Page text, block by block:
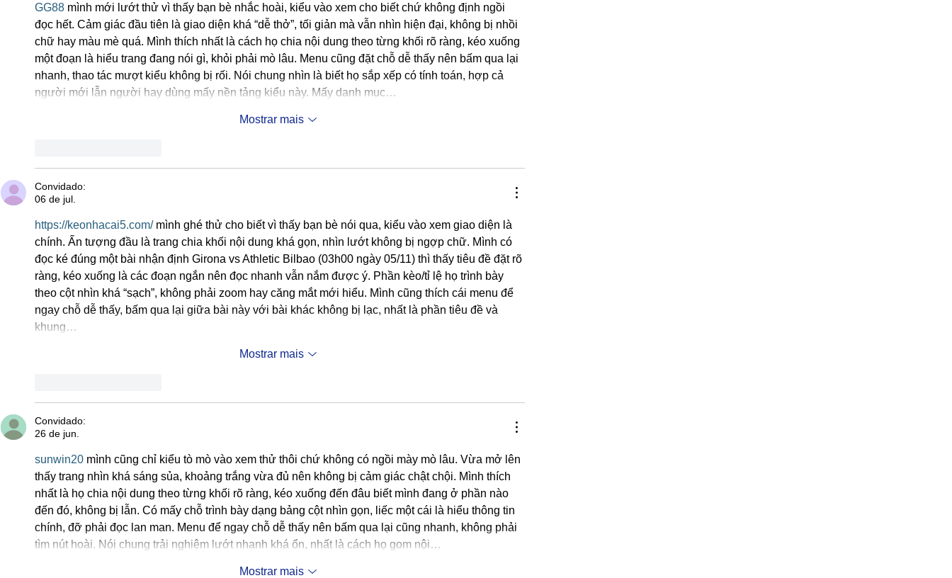
GG88 mình mới lướt thử vì thấy bạn bè nhắc hoài, kiểu vào xem cho biết chứ không định ngồi
đọc hết. Cảm giác đầu tiên là giao diện khá “dễ thở”, tối giản mà vẫn nhìn hiện đại, không bị nhồi
chữ hay màu mè quá. Mình thích nhất là cách họ chia nội dung theo từng khối rõ ràng, kéo xuống
một đoạn là hiểu trang đang nói gì, khỏi phải mò lâu. Menu cũng đặt chỗ dễ thấy nên bấm qua lại
nhanh, thao tác mượt kiểu không bị rối. Nói chung nhìn là biết họ sắp xếp có tính toán, hợp cả
người mới lẫn người hay dùng mấy nền tảng kiểu này. Mấy danh mục…
Mostrar mais
Convidado:
06 de jul.
https://keonhacai5.com/ mình ghé thử cho biết vì thấy bạn bè nói qua, kiểu vào xem giao diện là
chính. Ấn tượng đầu là trang chia khối nội dung khá gọn, nhìn lướt không bị ngợp chữ. Mình có
đọc ké đúng một bài nhận định Girona vs Athletic Bilbao (03h00 ngày 05/11) thì thấy tiêu đề đặt rõ
ràng, kéo xuống là các đoạn ngắn nên đọc nhanh vẫn nắm được ý. Phần kèo/tỉ lệ họ trình bày
theo cột nhìn khá “sạch”, không phải zoom hay căng mắt mới hiểu. Mình cũng thích cái menu để
ngay chỗ dễ thấy, bấm qua lại giữa bài này với bài khác không bị lạc, nhất là phần tiêu đề và
khung…
Mostrar mais
Convidado:
26 de jun.
sunwin20 mình cũng chỉ kiểu tò mò vào xem thử thôi chứ không có ngồi mày mò lâu. Vừa mở lên
thấy trang nhìn khá sáng sủa, khoảng trắng vừa đủ nên không bị cảm giác chật chội. Mình thích
nhất là họ chia nội dung theo từng khối rõ ràng, kéo xuống đến đâu biết mình đang ở phần nào
đến đó, không bị lẫn. Có mấy chỗ trình bày dạng bảng cột nhìn gọn, liếc một cái là hiểu thông tin
chính, đỡ phải đọc lan man. Menu để ngay chỗ dễ thấy nên bấm qua lại cũng nhanh, không phải
tìm nút hoài. Nói chung trải nghiệm lướt nhanh khá ổn, nhất là cách họ gom nội…
Mostrar mais